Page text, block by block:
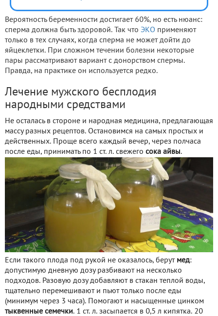
Вероятность беременности достигает 60%, но есть нюанс:
сперма должна быть здоровой. Так что ЭКО применяют
только в тех случаях, когда сперма не может дойти до
яйцеклетки. При сложном течении болезни некоторые
пары рассматривают вариант с донорством спермы.
Правда, на практике он используется редко.
Лечение мужского бесплодия
народными средствами
Не осталась в стороне и народная медицина, предлагающая
массу разных рецептов. Остановимся на самых простых и
действенных. Проще всего каждый вечер, через полчаса
после еды, принимать по 1 ст. л. свежего сока айвы.
Если такого плода под рукой не оказалось, берут мед:
допустимую дневную дозу разбивают на несколько
подходов. Разовую дозу добавляют в стакан теплой воды,
тщательно перемешивают и пьют только после еды
(минимум через 3 часа). Помогают и насыщенные цинком
тыквенные семечки. 1 ст. л. засыпается в 0,5 л кипятка. 20